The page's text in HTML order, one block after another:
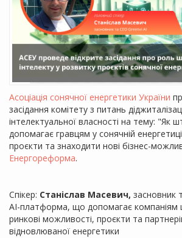
Асоціація сонячної енергетики України
засідання комітету з питань
інтелектуальної власності на тему: "Як
допомагає гравцям у сонячній
проєкти та знаходити нові бізнес-
Енергореформа.
Спікер: Станіслав Масевич, засновник
AI-платформа, що допомагає компаніям
ринкові можливості, проєкти та
відновлюваної енергетики